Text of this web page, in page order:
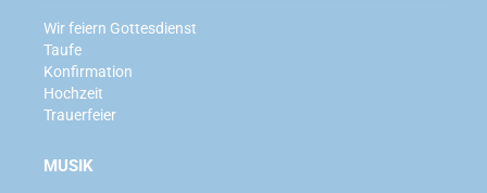
Wir feiern Gottesdienst
Taufe
Konfirmation
Hochzeit
Trauerfeier
MUSIK